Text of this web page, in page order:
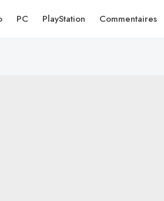
PC PlayStation Commentaires